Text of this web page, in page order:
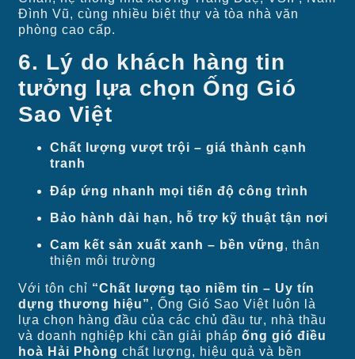
Đình Vũ, cùng nhiều biệt thự và tòa nhà văn
phòng cao cấp.
6. Lý do khách hàng tin
tưởng lựa chọn Ống Gió
Sao Việt
Chất lượng vượt trội – giá thành cạnh
tranh
Đáp ứng nhanh mọi tiến độ công trình
Bảo hành dài hạn, hỗ trợ kỹ thuật tận nơi
Cam kết sản xuất xanh – bền vững, thân
thiện môi trường
Với tôn chỉ “Chất lượng tạo niềm tin – Uy tín
dựng thương hiệu”, Ống Gió Sao Việt luôn là
lựa chọn hàng đầu của các chủ đầu tư, nhà thầu
và doanh nghiệp khi cần giải phápống gió điều
hoà Hải Phòng chất lượng, hiệu quả và bền